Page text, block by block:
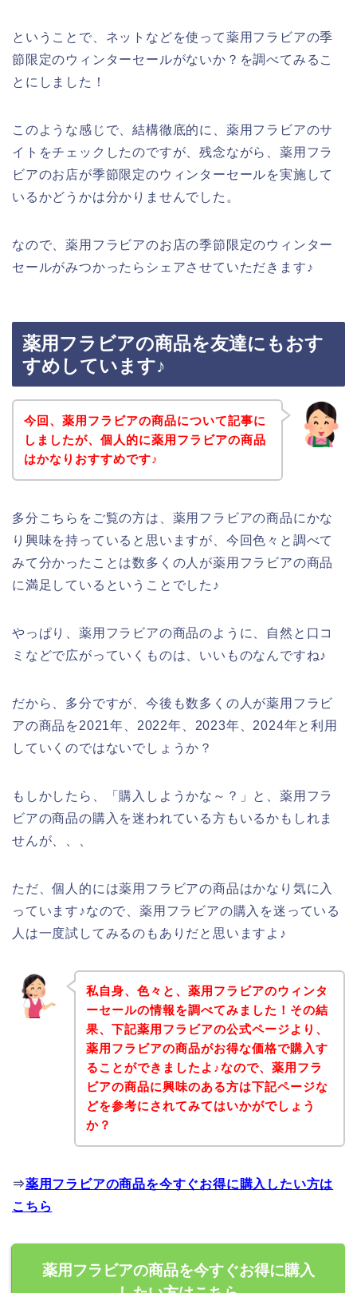
ということで、ネットなどを使って薬用フラビアの季
節限定のウィンターセールがないか？を調べてみるこ
とにしました！
このような感じで、結構徹底的に、薬用フラビアのサ
イトをチェックしたのですが、残念ながら、薬用フラ
ビアのお店が季節限定のウィンターセールを実施して
いるかどうかは分かりませんでした。
なので、薬用フラビアのお店の季節限定のウィンター
セールがみつかったらシェアさせていただきます♪
薬用フラビアの商品を友達にもおす
すめしています♪
今回、薬用フラビアの商品について記事に
しましたが、個人的に薬用フラビアの商品
はかなりおすすめです♪
多分こちらをご覧の方は、薬用フラビアの商品にかな
り興味を持っていると思いますが、今回色々と調べて
みて分かったことは数多くの人が薬用フラビアの商品
に満足しているということでした♪
やっぱり、薬用フラビアの商品のように、自然と口コ
ミなどで広がっていくものは、いいものなんですね♪
だから、多分ですが、今後も数多くの人が薬用フラビ
アの商品を2021年、2022年、2023年、2024年と利用
していくのではないでしょうか？
もしかしたら、「購入しようかな～？」と、薬用フラ
ビアの商品の購入を迷われている方もいるかもしれま
せんが、、、
ただ、個人的には薬用フラビアの商品はかなり気に入
っています♪なので、薬用フラビアの購入を迷っている
人は一度試してみるのもありだと思いますよ♪
私自身、色々と、薬用フラビアのウィンタ
ーセールの情報を調べてみました！その結
果、下記薬用フラビアの公式ページより、
薬用フラビアの商品がお得な価格で購入す
ることができましたよ♪なので、薬用フラ
ビアの商品に興味のある方は下記ページな
どを参考にされてみてはいかがでしょう
か？
⇒薬用フラビアの商品を今すぐお得に購入したい方は
こちら
薬用フラビアの商品を今すぐお得に購入